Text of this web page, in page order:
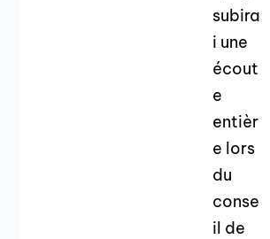
subira
i une
écout
e
entièr
e lors
du
conse
il de